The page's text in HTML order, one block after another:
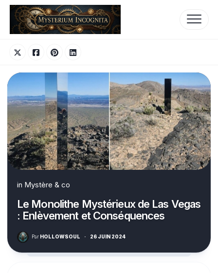
Skip
content
in Mystère & co
Le Monolithe Mystérieux de Las Vegas
: Enlèvement et Conséquences
Par HOLLOWSOUL · 26 JUIN 2024